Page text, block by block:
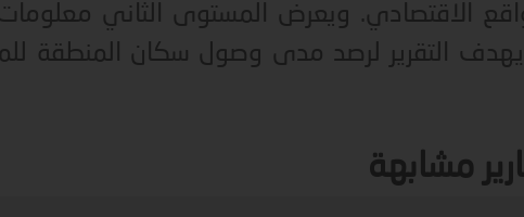
الاقتصادي. ويعرض المستوى الثاني
التقرير لرصد مدى وصول سكان المنطقة
مشابهة